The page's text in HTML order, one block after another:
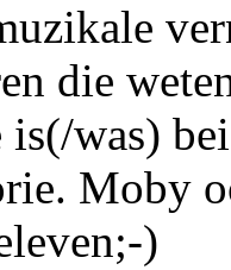
die
was)
Moby
)